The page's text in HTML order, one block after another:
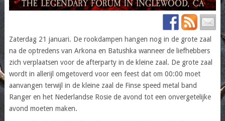
Zaterdag 21 januari. De rookdampen hangen nog in de grote zaal
na de optredens van Arkona en Batushka wanneer de liefhebbers
zich verplaatsen voor de afterparty in de kleine zaal. De grote zaal
wordt in allerijl omgetoverd voor een feest dat om 00:00 moet
aanvangen terwijl in de kleine zaal de Finse speed metal band
Ranger en het Nederlandse Rosie de avond tot een onvergetelijke
avond moeten maken.